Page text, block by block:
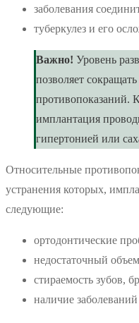
заболевания
туберкулез и его
Важно! Уровень
позволяет
противопоказаний.
имплантация
гипертонией или
Относительные
устранения которых,
следующие:
ортодонтические
недостаточный
стираемость зубов,
наличие